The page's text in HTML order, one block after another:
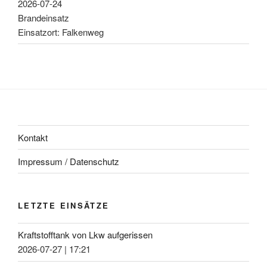
2026-07-24
Brandeinsatz
Einsatzort: Falkenweg
Kontakt
Impressum / Datenschutz
LETZTE EINSÄTZE
Kraftstofftank von Lkw aufgerissen
2026-07-27 | 17:21